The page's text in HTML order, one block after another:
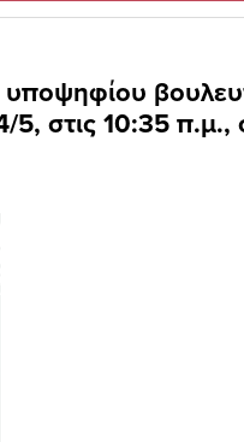
υποψηφίου
5, στις 10:35